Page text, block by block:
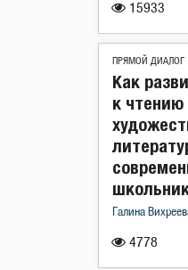
15933
ПРЯМОЙ ДИАЛОГ
4778
Как
к чтению
Галина